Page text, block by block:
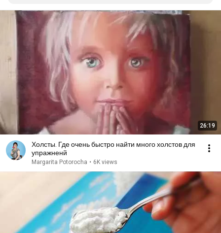
26:19
Холсты. Где очень быстро найти много холстов для
упражненй
Margarita Potorocha • 6K views